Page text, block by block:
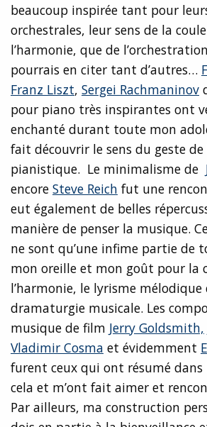
beaucoup inspirée tant pour
orchestrales, leur sens de la
l’harmonie, que de
pourrais en citer tant d’autres…
Franz Liszt, Sergei Rachmaninov
pour piano très inspirantes ont
enchanté durant toute mon
fait découvrir le sens du geste de
pianistique. Le minimalisme de
encore Steve Reich fut une
eut également de belles
manière de penser la musique.
ne sont qu’une infime partie de
mon oreille et mon goût pour la
l’harmonie, le lyrisme
dramaturgie musicale. Les
musique de film Jerry Goldsmith,
Vladimir Cosma et évidemment
furent ceux qui ont résumé dans
cela et m’ont fait aimer et
Par ailleurs, ma construction